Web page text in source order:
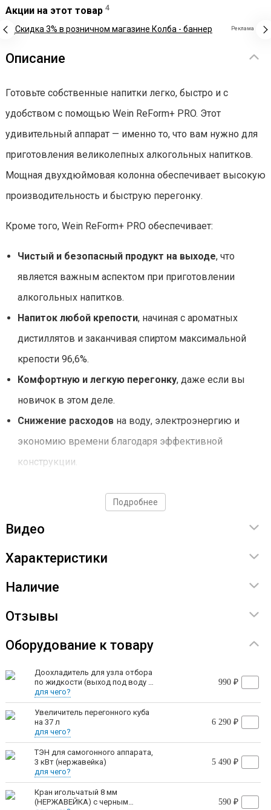
Акции на этот товар 4
Реклама
Описание
Готовьте собственные напитки легко, быстро и с
удобством с помощью Wein ReForm+ PRO. Этот
удивительный аппарат — именно то, что вам нужно для
приготовления великолепных алкогольных напитков.
Мощная двухдюймовая колонна обеспечивает высокую
производительность и быструю перегонку.
Кроме того, Wein ReForm+ PRO обеспечивает:
Чистый и безопасный продукт на выходе, что
является важным аспектом при приготовлении
алкогольных напитков.
Напиток любой крепости, начиная с ароматных
дистиллятов и заканчивая спиртом максимальной
крепости 96,6%.
Комфортную и легкую перегонку, даже если вы
новичок в этом деле.
Снижение расходов на воду, электроэнергию и
экономию времени благодаря эффективной
конструкции.
Широкий выбор напитков
С Wein ReForm+ вы сможете приготовить множество
напитков:
спирт 96,6°;
ароматные дистилляты;
ароматные водки;
джин;
самбуку;
виски;
бренди;
кальвадос и многие другие.
Просто выберите нужный режим (дистилляции,
Подробнее
Видео
Характеристики
Наличие
Отзывы
Оборудование к товару
Доохладитель для узла отбора
по жидкости (выход под воду -
резьба 1/2)
для чего?
990 ₽
Увеличитель перегонного куба
на 37 л
для чего?
6 290 ₽
ТЭН для самогонного аппарата,
3 кВт (нержавейка)
для чего?
5 490 ₽
Кран игольчатый 8 мм
(НЕРЖАВЕЙКА) с черным
590 ₽